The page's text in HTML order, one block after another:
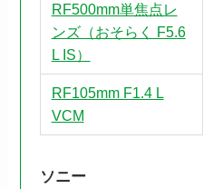
RF500mm単焦点レ
ンズ（おそらく F5.6
L IS）
RF105mm F1.4 L
VCM
ソニー